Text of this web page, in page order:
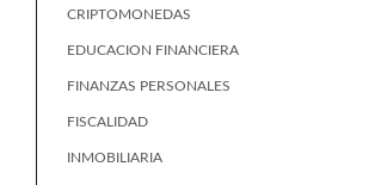
CRIPTOMONEDAS
EDUCACION FINANCIERA
FINANZAS PERSONALES
FISCALIDAD
INMOBILIARIA